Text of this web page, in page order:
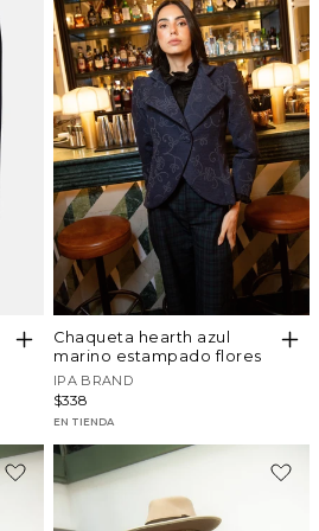
chaqueta hearth azul
marino estampado flores
Proveedor:
IPA BRAND
Precio
habitual
$338
EN TIENDA